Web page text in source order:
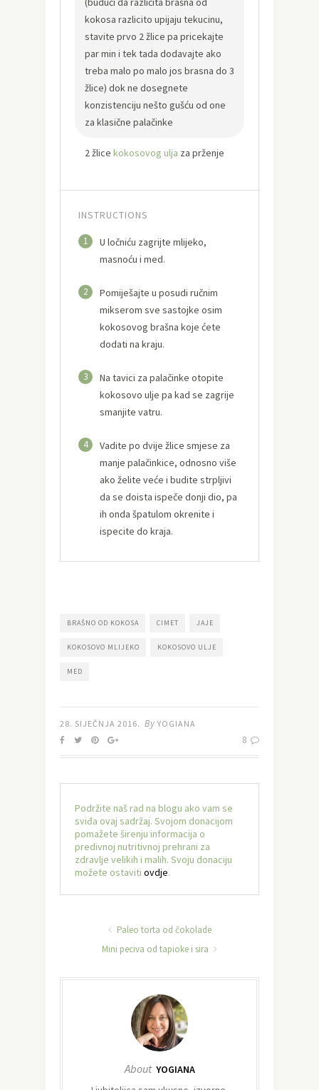
kokosa razlicito upijaju tekucinu,
stavite prvo 2 žlice pa pricekajte
par min i tek tada dodavajte ako
treba malo po malo jos brasna do 3
žlice) dok ne dosegnete
konzistenciju nešto gušću od one
za klasične palačinke
2 žlice kokosovog ulja za prženje
INSTRUCTIONS
1
U ločniću zagrijte mlijeko,
masnoću i med.
2
Pomiješajte u posudi ručnim
mikserom sve sastojke osim
kokosovog brašna koje ćete
dodati na kraju.
3
Na tavici za palačinke otopite
kokosovo ulje pa kad se zagrije
smanjite vatru.
4
Vadite po dvije žlice smjese za
manje palačinkice, odnosno više
ako želite veće i budite strpljivi
da se doista ispeče donji dio, pa
ih onda špatulom okrenite i
ispecite do kraja.
BRAŠNO OD KOKOSA CIMET JAJE
KOKOSOVO MLIJEKO KOKOSOVO ULJE
MED
28. SIJEČNJA 2016. By YOGIANA
8
Podržite naš rad na blogu ako vam se
sviđa ovaj sadržaj. Svojom donacijom
pomažete širenju informacija o
predivnoj nutritivnoj prehrani za
zdravlje velikih i malih. Svoju donaciju
možete ostaviti ovdje.
Paleo torta od čokolade
Mini peciva od tapioke i sira
About YOGIANA